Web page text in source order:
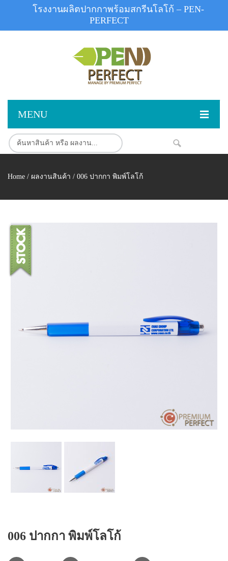
MENU
หน้าแรก
ปากกาโลหะ
ปากกาเน้นข้อความ
ปากกาตั้งโต๊ะ
ปากกา USB
ปากกาลบได้ NEW
แพคเกจปากกา
สินค้าสต็อก
ผลงานสินค้า
ผลงานโรงงานปากกา
ติดต่อเรา
บทความ
เกี่ยวกับเรา
Home / ผลงานสินค้า / 006 ปากกา พิมพ์โลโก้
006 ปากกา พิมพ์โลโก้
โรงงานผลิตปากกาพร้อมสกรีนโลโก้ – PEN-
PERFECT